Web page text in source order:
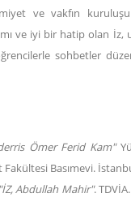
ve vakfın
ve iyi bir hatip olan İz,
sohbetler
Ömer Ferid Kam"
Fakültesi Basımevi.
Abdullah Mahir".